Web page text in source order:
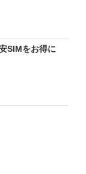
SIMをお得に